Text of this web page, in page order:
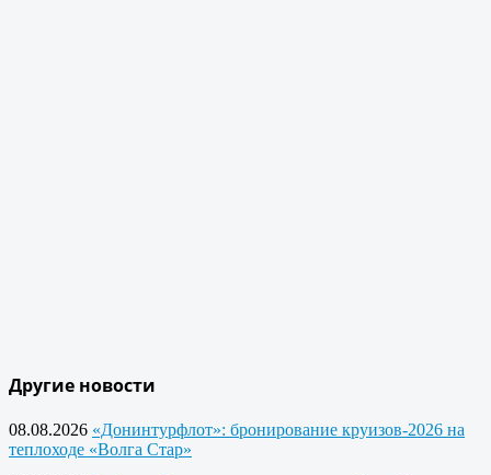
Другие новости
08.08.2026 «Донинтурфлот»: бронирование круизов-2026 на
теплоходе «Волга Стар»